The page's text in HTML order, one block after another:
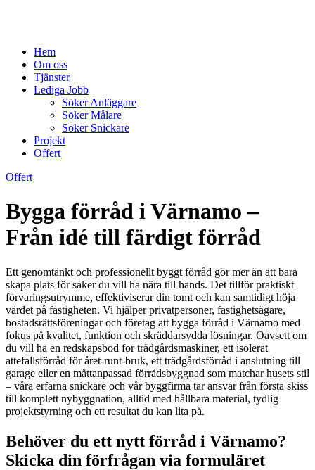
Hem
Om oss
Tjänster
Lediga Jobb
Söker Anläggare
Söker Målare
Söker Snickare
Projekt
Offert
Offert
Bygga förråd i Värnamo –
Från idé till färdigt förråd
Ett genomtänkt och professionellt byggt förråd gör mer än att bara
skapa plats för saker du vill ha nära till hands. Det tillför praktiskt
förvaringsutrymme, effektiviserar din tomt och kan samtidigt höja
värdet på fastigheten. Vi hjälper privatpersoner, fastighetsägare,
bostadsrättsföreningar och företag att bygga förråd i Värnamo med
fokus på kvalitet, funktion och skräddarsydda lösningar. Oavsett om
du vill ha en redskapsbod för trädgårdsmaskiner, ett isolerat
attefallsförråd för året-runt-bruk, ett trädgårdsförråd i anslutning till
garage eller en måttanpassad förrådsbyggnad som matchar husets stil
– våra erfarna snickare och vår byggfirma tar ansvar från första skiss
till komplett nybyggnation, alltid med hållbara material, tydlig
projektstyrning och ett resultat du kan lita på.
Behöver du ett nytt förråd i Värnamo?
Skicka din förfrågan via formuläret